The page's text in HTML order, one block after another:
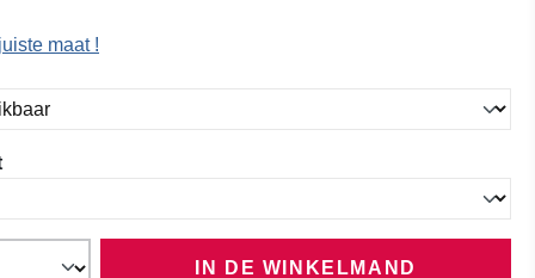
maat !
IN DE WINKELMAND